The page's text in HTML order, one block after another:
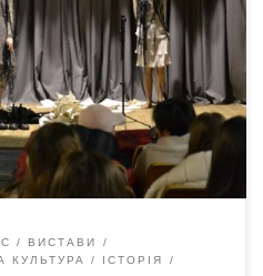
Кажи й ти, кажи останнім,
різниться від так. Надай
тінь. Дай йому вдосталь тіні,
на тебе, розподіленого,
Поглянь навколо: бачиш, […]
ВИСТАВИ
КУЛЬТУРА
ІСТОРІЯ